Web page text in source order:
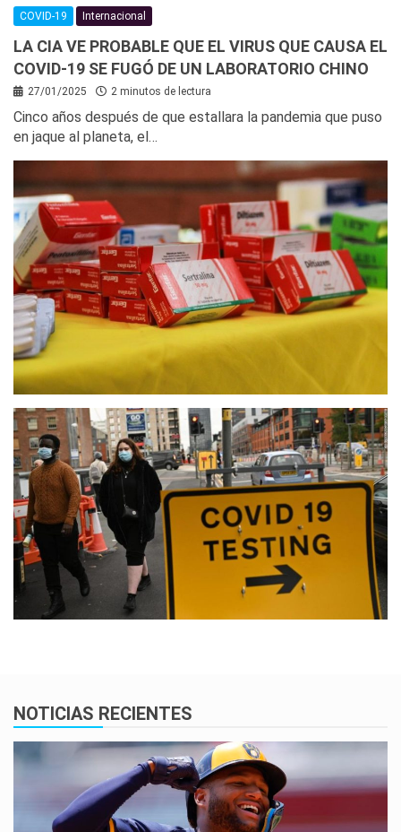
COVID-19 Internacional
LA CIA VE PROBABLE QUE EL VIRUS QUE CAUSA EL
COVID-19 SE FUGÓ DE UN LABORATORIO CHINO
27/01/2025 2 minutos de lectura
Cinco años después de que estallara la pandemia que puso
en jaque al planeta, el…
NOTICIAS RECIENTES